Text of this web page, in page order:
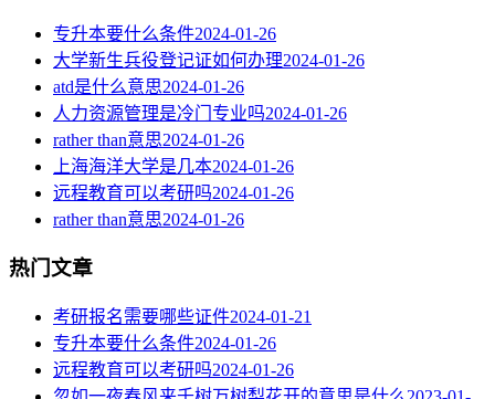
专升本要什么条件2024-01-26
大学新生兵役登记证如何办理2024-01-26
atd是什么意思2024-01-26
人力资源管理是冷门专业吗2024-01-26
rather than意思2024-01-26
上海海洋大学是几本2024-01-26
远程教育可以考研吗2024-01-26
rather than意思2024-01-26
热门文章
考研报名需要哪些证件2024-01-21
专升本要什么条件2024-01-26
远程教育可以考研吗2024-01-26